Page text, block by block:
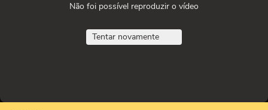
Não foi possível reproduzir o vídeo
Tentar novamente